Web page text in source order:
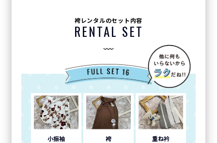
袴レンタルのセット内容
RENTAL SET
小振袖 袴 重ね衿